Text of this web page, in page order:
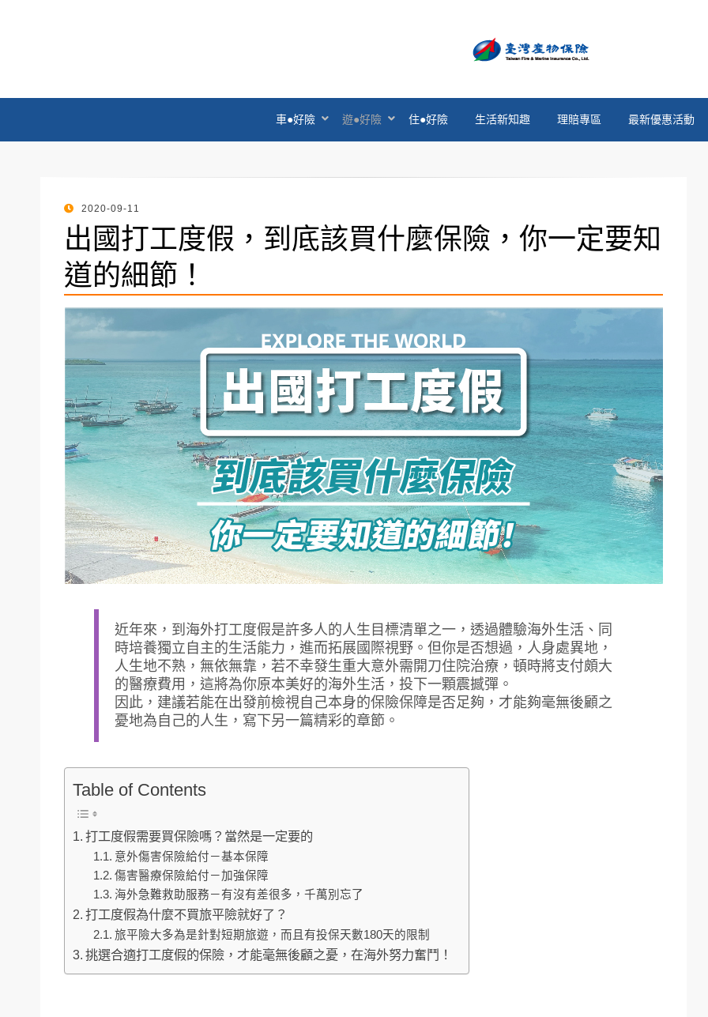
臺灣產物保險 – 官方部落格
車●好險 遊●好險 住●好險 生活新知趣 理賠專區 最新優惠活動
POSTED
ON
2020-09-11
出國打工度假，到底該買什麼保險，你一定要知
道的細節！
近年來，到海外打工度假是許多人的人生目標清單之一，透過體驗海外生活、同
時培養獨立自主的生活能力，進而拓展國際視野。但你是否想過，人身處異地，
人生地不熟，無依無靠，若不幸發生重大意外需開刀住院治療，頓時將支付頗大
的醫療費用，這將為你原本美好的海外生活，投下一顆震撼彈。
因此，建議若能在出發前檢視自己本身的保險保障是否足夠，才能夠毫無後顧之
憂地為自己的人生，寫下另一篇精彩的章節。
Table of Contents
打工度假需要買保險嗎？當然是一定要的
意外傷害保險給付－基本保障
傷害醫療保險給付－加強保障
海外急難救助服務－有沒有差很多，千萬別忘了
打工度假為什麼不買旅平險就好了？
旅平險大多為是針對短期旅遊，而且有投保天數180天的限制
挑選合適打工度假的保險，才能毫無後顧之憂，在海外努力奮鬥！